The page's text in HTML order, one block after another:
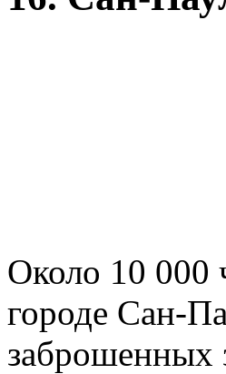
Около 10 000
городе Сан-
заброшенных